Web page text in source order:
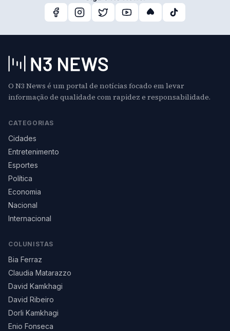
O N3 News é um portal de notícias focado em levar
informação de qualidade com rapidez e responsabilidade.
CATEGORIAS
Cidades
Entretenimento
Esportes
Política
Economia
Nacional
Internacional
COLUNISTAS
Bia Ferraz
Claudia Matarazzo
David Kamkhagi
David Ribeiro
Dorli Kamkhagi
Enio Fonseca